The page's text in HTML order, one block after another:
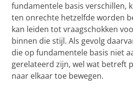
fundamentele basis verschillen,
ten onrechte hetzelfde worden
kan leiden tot vraagschokken
binnen die stijl. Als gevolg
die op fundamentele basis niet
gerelateerd zijn, wel wat betreft
naar elkaar toe bewegen.